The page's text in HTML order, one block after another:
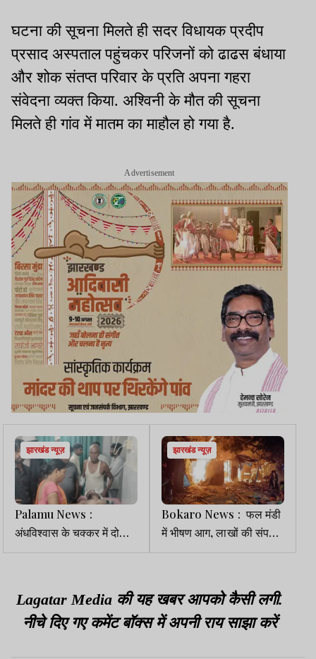
घटना की सूचना मिलते ही सदर विधायक प्रदीप
प्रसाद अस्पताल पहुंचकर परिजनों को ढाढस बंधाया
और शोक संतप्त परिवार के प्रति अपना गहरा
संवेदना व्यक्त किया. अश्विनी के मौत की सूचना
मिलते ही गांव में मातम का माहौल हो गया है.
Advertisement
झारखंड न्यूज़
Palamu News :
अंधविश्वास के चक्कर में दो
परिवारों में झगड़ा, जमकर चले
झारखंड न्यूज़
Bokaro News : फल मंडी
में भीषण आग, लाखों की संपत्ति
जलकर राख
Lagatar Media की यह खबर आपको कैसी लगी.
नीचे दिए गए कमेंट बॉक्स में अपनी राय साझा करें